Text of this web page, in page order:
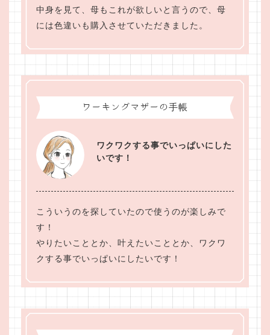
中身を見て、母もこれが欲しいと言うので、母
には色違いも購入させていただきました。
ワーキングマザーの手帳
ワクワクする事でいっぱいにした
いです！
こういうのを探していたので使うのが楽しみで
す！
やりたいこととか、叶えたいこととか、ワクワ
クする事でいっぱいにしたいです！